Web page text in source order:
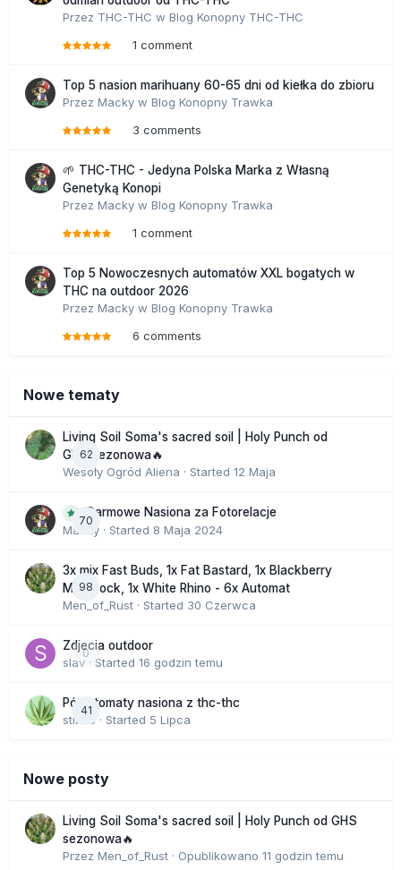
Przez THC-THC w Blog Konopny THC-THC
1 comment
Top 5 nasion marihuany 60-65 dni od kiełka do zbioru
Przez Macky w Blog Konopny Trawka
3 comments
🌱 THC-THC - Jedyna Polska Marka z Własną
Genetyką Konopi
Przez Macky w Blog Konopny Trawka
1 comment
Top 5 Nowoczesnych automatów XXL bogatych w
THC na outdoor 2026
Przez Macky w Blog Konopny Trawka
6 comments
Nowe tematy
62
Living Soil Soma's sacred soil | Holy Punch od
GHS sezonowa🔥
Wesoły Ogród Aliena · Started 12 Maja
70
Darmowe Nasiona za Fotorelacje
Macky · Started 8 Maja 2024
98
3x mix Fast Buds, 1x Fat Bastard, 1x Blackberry
Moonrock, 1x White Rhino - 6x Automat
Men_of_Rust · Started 30 Czerwca
0
Zdjecia outdoor
slav · Started 16 godzin temu
41
Półautomaty nasiona z thc-thc
stix33 · Started 5 Lipca
Nowe posty
Living Soil Soma's sacred soil | Holy Punch od GHS
sezonowa🔥
Przez Men_of_Rust · Opublikowano 11 godzin temu